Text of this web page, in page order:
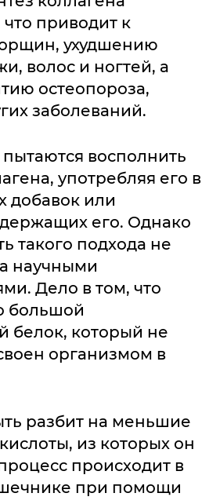
приводит к
ухудшению
волос и ногтей, а
остеопороза,
заболеваний.
восполнить
употребляя его в
добавок или
его. Однако
такого подхода не
научными
Дело в том, что
большой
белок, который не
организмом в
разбит на меньшие
из которых он
происходит в
при помощи